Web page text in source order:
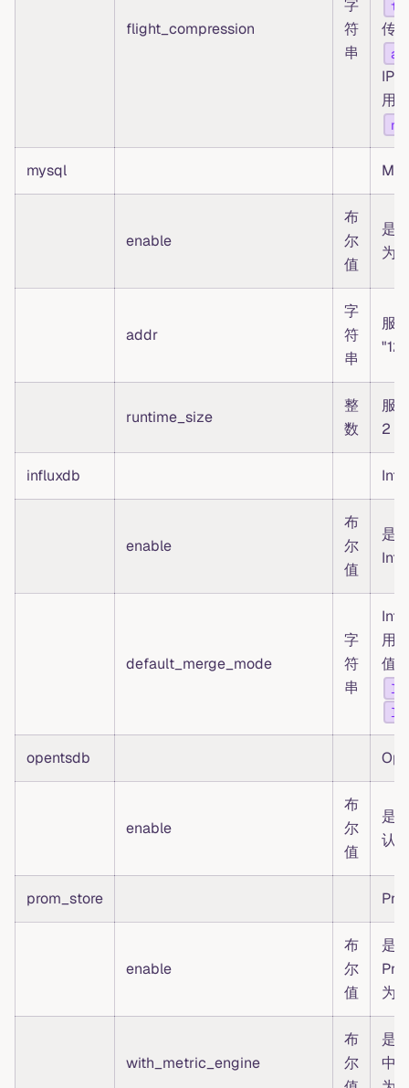
flight_compression
字
符
串
传
用
mysql
enable
布
尔
值
是
为
addr
字
符
串
服
runtime_size
整
数
服
2
influxdb
enable
布
尔
值
是
default_merge_mode
字
符
串
用
值
opentsdb
enable
布
尔
值
是
认
prom_store
enable
布
尔
值
是
为
with_metric_engine
布
尔
是
中